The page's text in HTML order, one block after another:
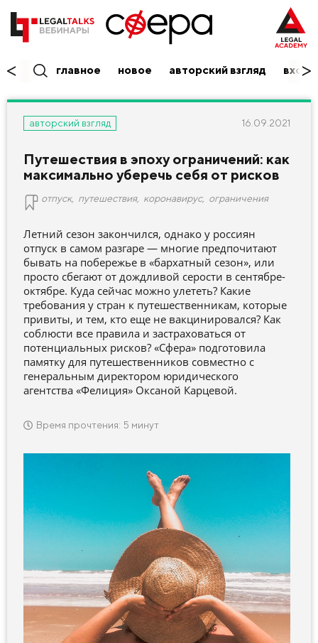
главное новое авторский взгляд вход/
авторский взгляд 16.09.2021
Путешествия в эпоху ограничений: как
максимально уберечь себя от рисков
отпуск, путешествия, коронавирус, ограничения
Летний сезон закончился, однако у россиян
отпуск в самом разгаре — многие предпочитают
бывать на побережье в «бархатный сезон», или
просто сбегают от дождливой серости в сентябре-
октябре. Куда сейчас можно улететь? Какие
требования у стран к путешественникам, которые
привиты, и тем, кто еще не вакцинировался? Как
соблюсти все правила и застраховаться от
потенциальных рисков? «Сфера» подготовила
памятку для путешественников совместно с
генеральным директором юридического
агентства «Фелиция» Оксаной Карцевой.
Время прочтения: 5 минут